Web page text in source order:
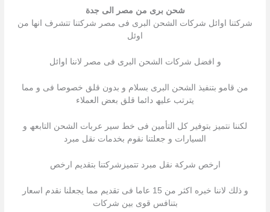
شحن برى من مصر الى جدة
شركتنا اوائل شركات الشحن البرى فى مصر شركتنا تتشرف انھا من
اوئل
و افضل شركات الشحن البرى فى مصر لاننا اوائل
من قامو بتنفیذ الشحن البرى بسلام و بدون قلق خصوصا فى و مما
یترتب علیھ دائما قلق بعض العملاء
لكننا نتمیز بتوفیر كل التأمین فى خط سیر عربات الشحن التابعھ و
السیارات و جعلتنا نقوم بخدمات نقل مبرد
ارخص شركة نقل مبرد تتمیزشركتنا بتقدیم ارخص
و ذلك لاننا خبره اكثر من 15 عاما فى تقدیم مما یجعلنا نقدم اسعار
بتنافس قوى بین شركات